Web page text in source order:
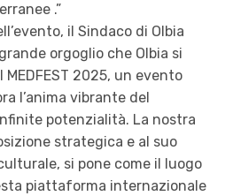
.”
il Sindaco di Olbia
orgoglio che Olbia si
2025, un evento
l’anima vibrante del
potenzialità. La nostra
strategica e al suo
si pone come il luogo
piattaforma internazionale